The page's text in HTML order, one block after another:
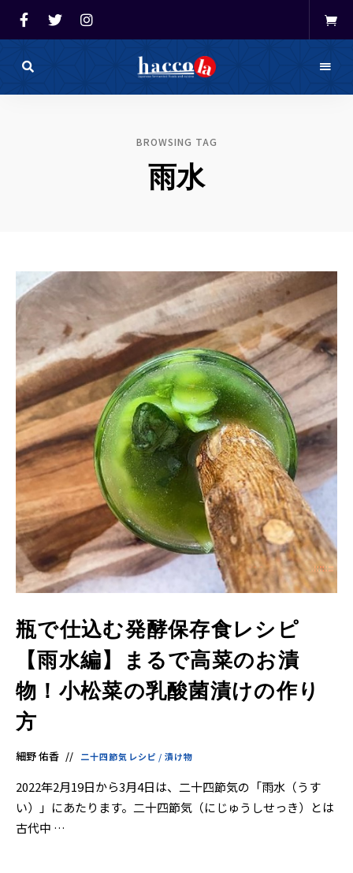
発酵ライ
フを楽し
む「ハッ
発
ィ
ア
す。
発
酵
食
品
の
レ
シ
ピ
や
ニ
ュ
ー
ス
を
お
届
け
し
ま
す。
日
本
ア
ア
の
発
酵
食
を
世
と
知
て
も
ら
BROWSING TAG
雨水
瓶で仕込む発酵保存食レシピ
【雨水編】まるで高菜のお漬
物！小松菜の乳酸菌漬けの作り
方
細野 佑香 二十四節気レシピ / 漬け物
2022年2月19日から3月4日は、二十四節気の「雨水（うす
い）」にあたります。二十四節気（にじゅうしせっき）とは
古代中 …